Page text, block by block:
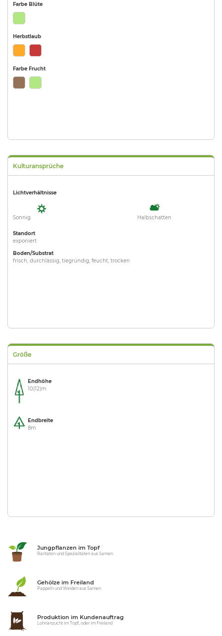
Farbe Blüte
Herbstlaub
Farbe Frucht
Kulturansprüche
Lichtverhältnisse
Sonnig Halbschatten
Standort
exponiert
Boden/Substrat
frisch, durchlässig, tiegründig, feucht, trocken
Größe
Endhöhe
10(12)m
Endbreite
8m
Jungpflanzen im Topf
Raritäten und Spezialitäten aus Samen
Gehölze im Freiland
Pappeln und Weiden aus Samen
Produktion im Kundenauftrag
Lohnanzucht im Topf, oder im Freiland